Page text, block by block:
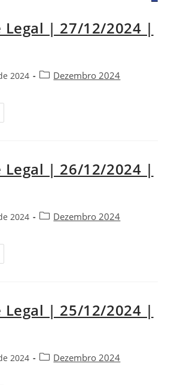
Legal | 27/12/2024 |
2024 Dezembro 2024
Legal | 26/12/2024 |
2024 Dezembro 2024
Legal | 25/12/2024 |
2024 Dezembro 2024